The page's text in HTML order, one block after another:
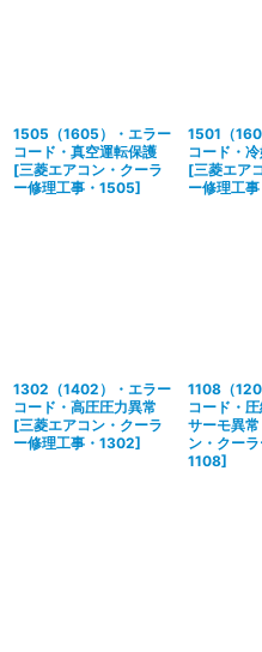
1505（1605）・エラー
コード・真空運転保護
[三菱エアコン・クーラ
ー修理工事・1505]
1501（
コード・
[三菱エア
ー修理工
1302（1402）・エラー
コード・高圧圧力異常
[三菱エアコン・クーラ
ー修理工事・1302]
1108（
コード・
サーモ異常
ン・クー
1108]